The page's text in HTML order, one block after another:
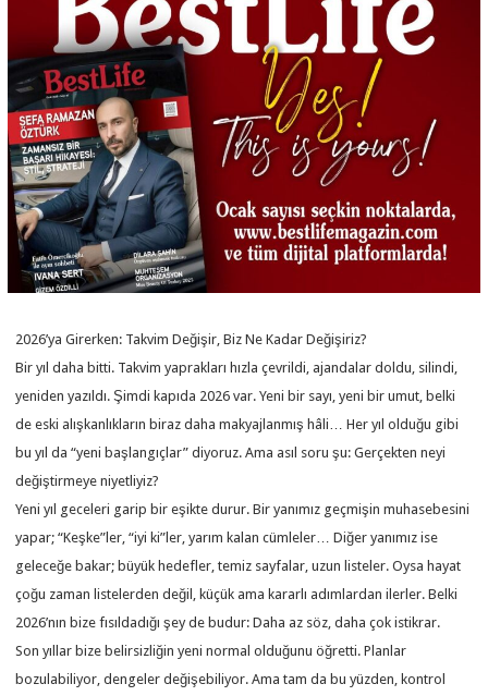
2026’ya Girerken: Takvim Değişir, Biz Ne Kadar Değişiriz?
Bir yıl daha bitti. Takvim yaprakları hızla çevrildi, ajandalar doldu, silindi,
yeniden yazıldı. Şimdi kapıda 2026 var. Yeni bir sayı, yeni bir umut, belki
de eski alışkanlıkların biraz daha makyajlanmış hâli… Her yıl olduğu gibi
bu yıl da “yeni başlangıçlar” diyoruz. Ama asıl soru şu: Gerçekten neyi
değiştirmeye niyetliyiz?
Yeni yıl geceleri garip bir eşikte durur. Bir yanımız geçmişin muhasebesini
yapar; “Keşke”ler, “iyi ki”ler, yarım kalan cümleler… Diğer yanımız ise
geleceğe bakar; büyük hedefler, temiz sayfalar, uzun listeler. Oysa hayat
çoğu zaman listelerden değil, küçük ama kararlı adımlardan ilerler. Belki
2026’nın bize fısıldadığı şey de budur: Daha az söz, daha çok istikrar.
Son yıllar bize belirsizliğin yeni normal olduğunu öğretti. Planlar
bozulabiliyor, dengeler değişebiliyor. Ama tam da bu yüzden, kontrol